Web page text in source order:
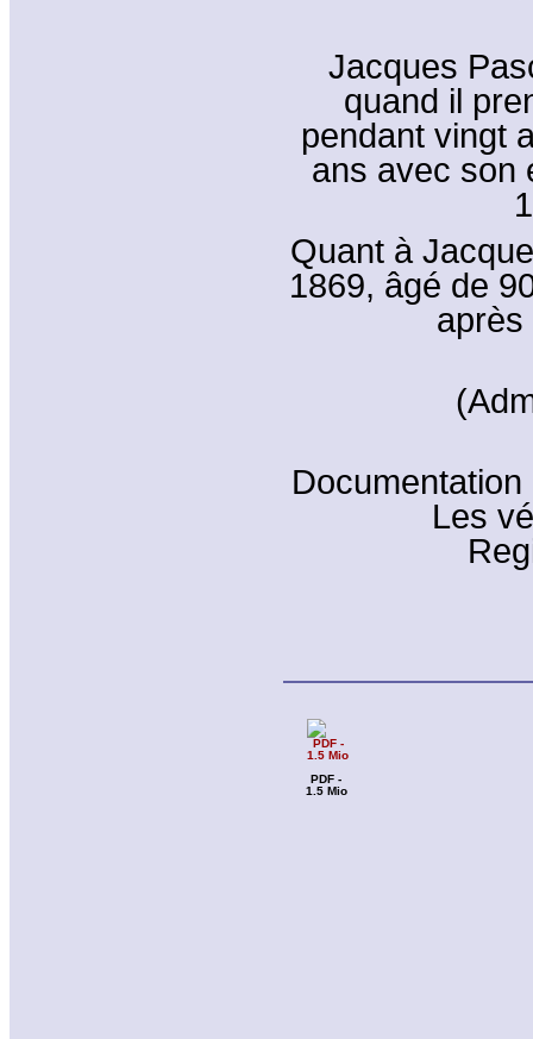
Jacques
quand il
pendant vingt
ans avec son
Quant à
1869, âgé de
après
Les
PDF -
1.5 Mio